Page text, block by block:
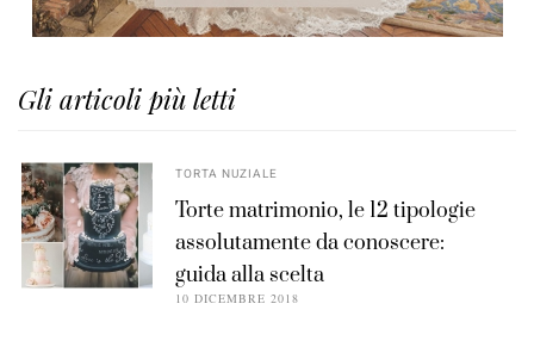
Gli articoli più letti
TORTA NUZIALE
Torte matrimonio, le 12 tipologie
assolutamente da conoscere:
guida alla scelta
10 DICEMBRE 2018